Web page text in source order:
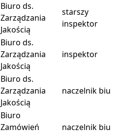
Biuro ds.
Zarządzania
Jakością
starszy
inspektor
Biuro ds.
Zarządzania
Jakością
inspektor
Biuro ds.
Zarządzania
Jakością
naczelnik
Biuro
Zamówień
naczelnik